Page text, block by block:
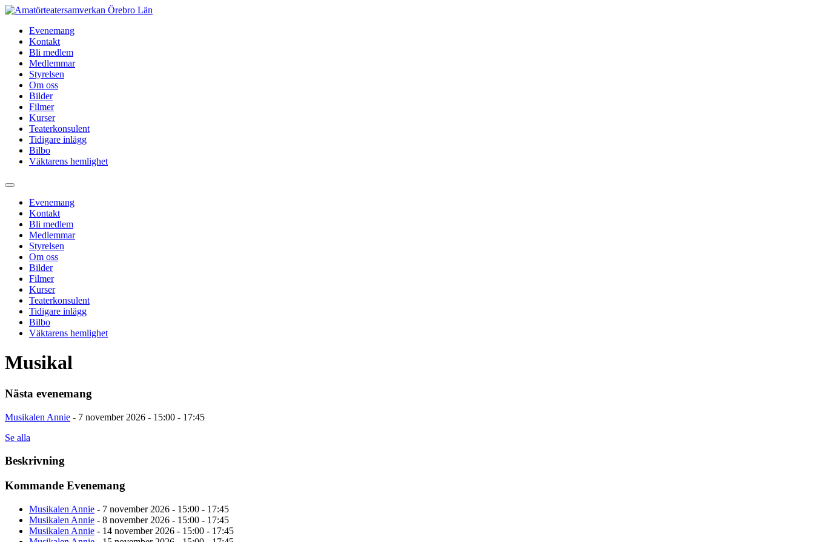
Hoppa
innehållEvenemang
Kontakt
Bli medlem
Medlemmar
Styrelsen
Om oss
Bilder
Filmer
Kurser
Teaterkonsulent
Tidigare inlägg
Bilbo
Väktarens hemlighet
Evenemang
Kontakt
Bli medlem
Medlemmar
Styrelsen
Om oss
Bilder
Filmer
Kurser
Teaterkonsulent
Tidigare inlägg
Bilbo
Väktarens hemlighet
Musikal
Nästa evenemang
Musikalen Annie - 7 november 2026 - 15:00 - 17:45
Se alla
Beskrivning
Kommande Evenemang
Musikalen Annie - 7 november 2026 - 15:00 - 17:45
Musikalen Annie - 8 november 2026 - 15:00 - 17:45
Musikalen Annie - 14 november 2026 - 15:00 - 17:45